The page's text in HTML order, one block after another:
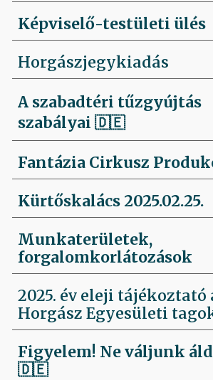
Képviselő-testületi ülés
Horgászjegykiadás
A szabadtéri tűzgyújtás
szabályai 🇩🇪
Fantázia Cirkusz
Kürtőskalács 2025.02.25.
Munkaterületek,
forgalomkorlátozások
2025. év eleji tájékoztató
Horgász Egyesületi
Figyelem! Ne váljunk
🇩🇪